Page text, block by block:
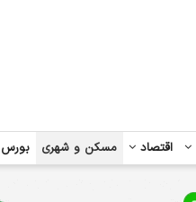
اقتصاد مسکن و شهری بورس